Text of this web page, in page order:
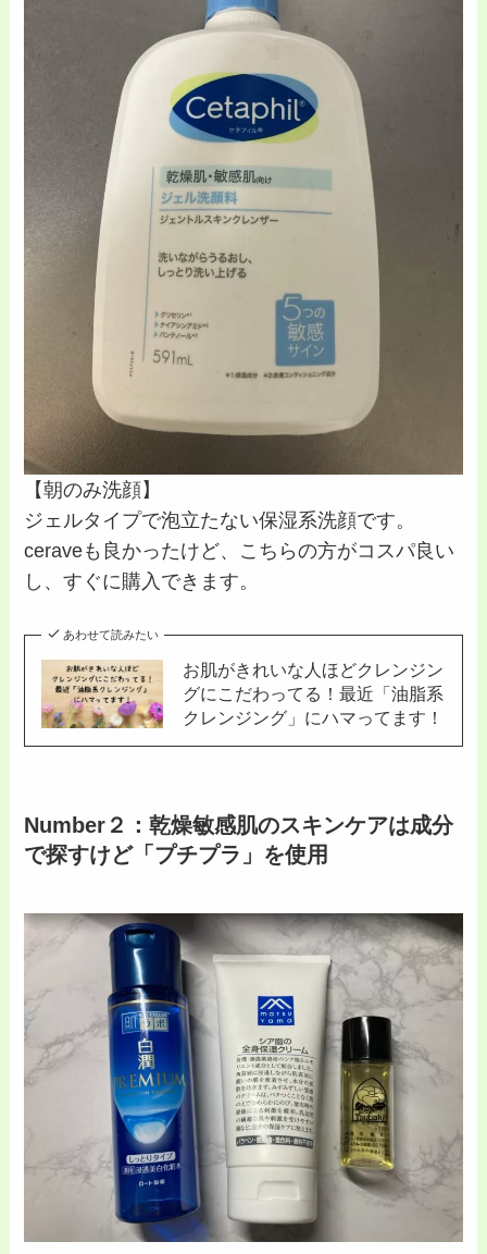
【朝のみ洗顔】
ジェルタイプで泡立たない保湿系洗顔です。
ceraveも良かったけど、こちらの方がコスパ良い
し、すぐに購入できます。
あわせて読みたい
お肌がきれいな人ほどクレンジン
グにこだわってる！最近「油脂系
クレンジング」にハマってます！
Number２：乾燥敏感肌のスキンケアは成分
で探すけど「プチプラ」を使用